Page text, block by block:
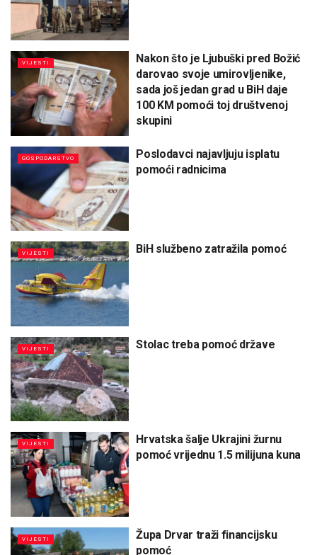
VIJESTI
Nakon što je Ljubuški pred Božić
darovao svoje umirovljenike,
sada još jedan grad u BiH daje
100 KM pomoći toj društvenoj
skupini
GOSPODARSTVO
Poslodavci najavljuju isplatu
pomoći radnicima
VIJESTI BiH službeno zatražila pomoć
VIJESTI Stolac treba pomoć države
VIJESTI
Hrvatska šalje Ukrajini žurnu
pomoć vrijednu 1.5 milijuna kuna
VIJESTI
Župa Drvar traži financijsku
pomoć